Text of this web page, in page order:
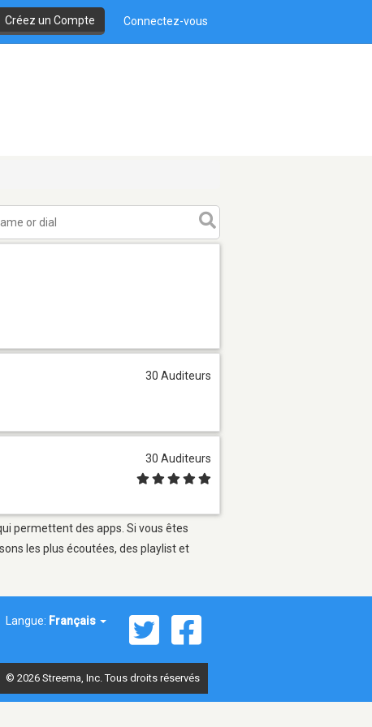
Créez un Compte Connectez-vous
30 Auditeurs
30 Auditeurs
permettent des apps. Si vous êtes
les plus écoutées, des playlist et
Langue: Français
© 2026 Streema, Inc. Tous droits réservés